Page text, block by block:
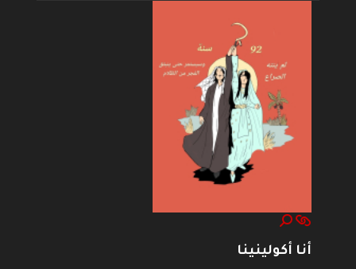
أنا أكولينينا